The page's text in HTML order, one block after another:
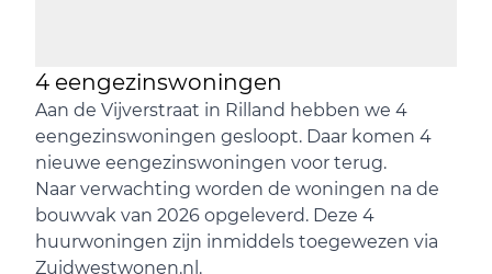
4 eengezinswoningen
Aan de Vijverstraat in Rilland hebben we 4
eengezinswoningen gesloopt. Daar komen 4
nieuwe eengezinswoningen voor terug.
Naar verwachting worden de woningen na de
bouwvak van 2026 opgeleverd. Deze 4
huurwoningen zijn inmiddels toegewezen via
Zuidwestwonen.nl.